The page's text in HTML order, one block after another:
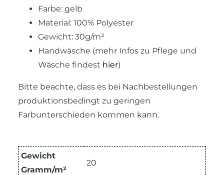
Farbe: gelb
Material: 100% Polyester
Gewicht: 30g/m²
Handwäsche (mehr Infos zu Pflege und
Wäsche findest hier)
Bitte beachte, dass es bei Nachbestellungen
produktionsbedingt zu geringen
Farbunterschieden kommen kann.
Gewicht
Gramm/m²
20